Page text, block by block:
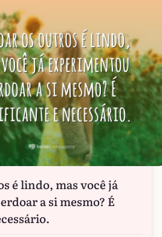
é lindo, mas você já
a si mesmo? É